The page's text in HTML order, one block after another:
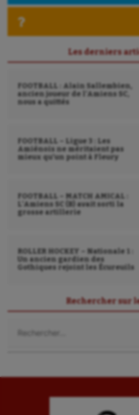
Les derniers
FOOTBALL : Alain Sallembien,
ancien joueur de l’Amiens SC,
nous a quittés
FOOTBALL – Ligue 3 : Les
Amiénois ne méritaient pas
mieux qu’un point à Fleury
FOOTBALL – MATCH AMICAL :
L’Amiens SC (B) avait sorti la
grosse artillerie
ROLLER HOCKEY – Nationale 1 :
Un ancien gardien des
Gothiques rejoint les Écureuils
Rechercher sur